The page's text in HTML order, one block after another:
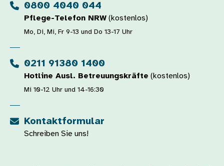
0800 4040 044
Pflege-Telefon NRW (kostenlos)
Mo, Di, Mi, Fr 9-13 und Do 13-17 Uhr
0211 91380 1400
Hotline Ausl. Betreuungskräfte (kostenlos)
Mi 10-12 Uhr und 14-16:30
Kontaktformular
Schreiben Sie uns!